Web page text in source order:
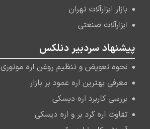
بازار ابزارآلات تهران
ابزارآلات صنعتی
پیشنهاد سردبیر دنلکس
نحوه تعویض و تنظیم روغن اره موتوری
معرفی بهترین اره عمود بر بازار
بررسی کاربرد اره دیسکی
تفاوت اره گرد بر و اره دیسکی